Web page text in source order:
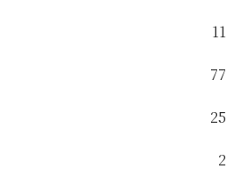
11
77
25
2